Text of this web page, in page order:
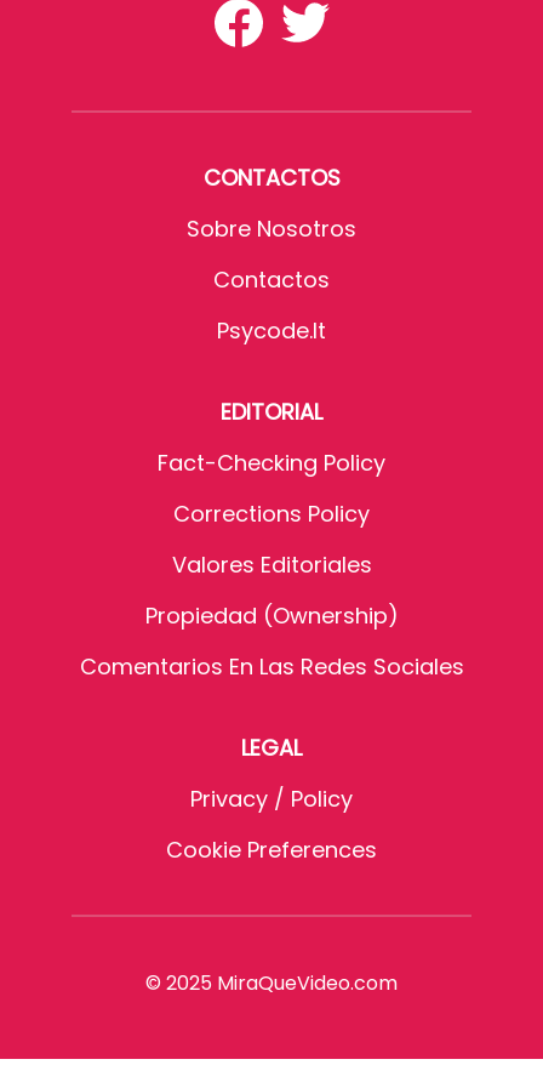
CONTACTOS
Sobre Nosotros
Contactos
Psycode.it
EDITORIAL
Fact-Checking Policy
Corrections Policy
Valores Editoriales
Propiedad (Ownership)
Comentarios En Las Redes Sociales
LEGAL
Privacy / Policy
Cookie Preferences
© 2025 MiraQueVideo.com